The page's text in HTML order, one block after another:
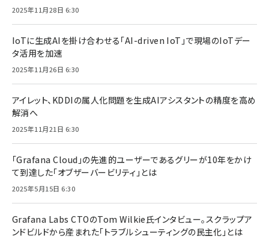
2025年11月28日 6:30
IoTに生成AIを掛け合わせる「AI-driven IoT」で現場のIoTデー
タ活用を加速
2025年11月26日 6:30
アイレット、KDDIの属人化問題を生成AIアシスタントの精度を高め
解消へ
2025年11月21日 6:30
「Grafana Cloud」の先進的ユーザーであるグリーが10年をかけ
て到達した「オブザーバービリティ」とは
2025年5月15日 6:30
Grafana Labs CTOのTom Wilkie氏インタビュー。スクラップア
ンドビルドから産まれた「トラブルシューティングの民主化」とは